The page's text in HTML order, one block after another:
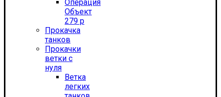
Операция
Объект
279 р
Прокачка
танков
Прокачки
ветки с
нуля
Ветка
легких